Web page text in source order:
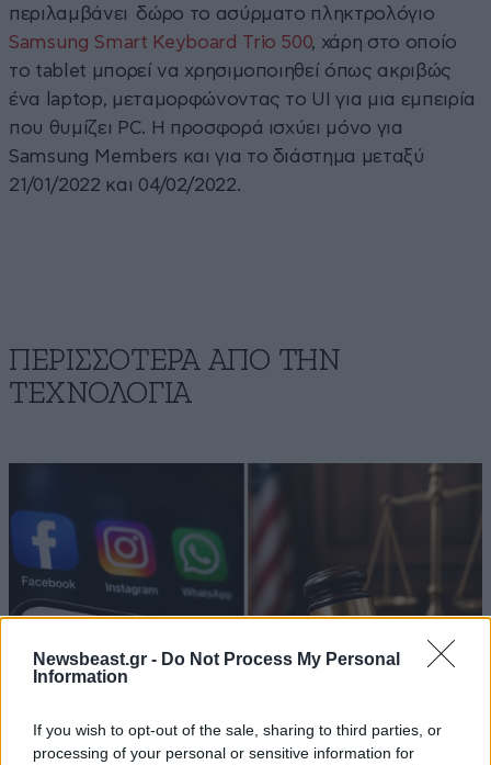
Newsbeast.gr - Do Not Process My Personal
Information
If you wish to opt-out of the sale, sharing to third parties, or
processing of your personal or sensitive information for
περιλαμβάνει δώρο το ασύρματο πληκτρολόγιο
Samsung Smart Keyboard Trio 500, χάρη στο οποίο
το tablet μπορεί να χρησιμοποιηθεί όπως ακριβώς
ένα laptop, μεταμορφώνοντας το UI για μια εμπειρία
που θυμίζει PC. Η προσφορά ισχύει μόνο για
Samsung Members και για το διάστημα μεταξύ
21/01/2022 και 04/02/2022.
ΠΕΡΙΣΣΟΤΕΡΑ ΑΠΟ ΤΗΝ
ΤΕΧΝΟΛΟΓΙΑ